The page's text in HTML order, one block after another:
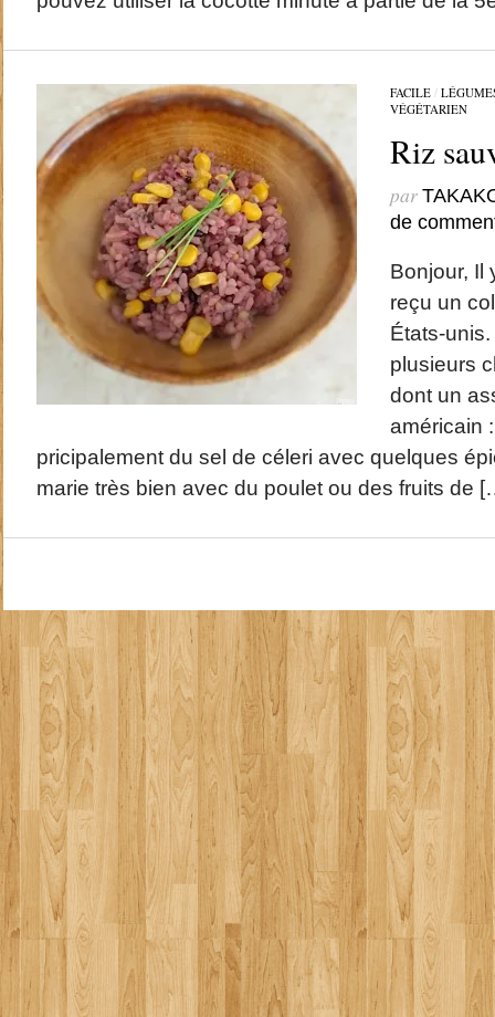
FACILE/
VÉGÉTARIEN
Riz
par
de
Bonjour, Il
reçu un
États-unis.
plusieurs
dont un
américain :
pricipalement du sel de céleri avec quelques
marie très bien avec du poulet ou des fruits de